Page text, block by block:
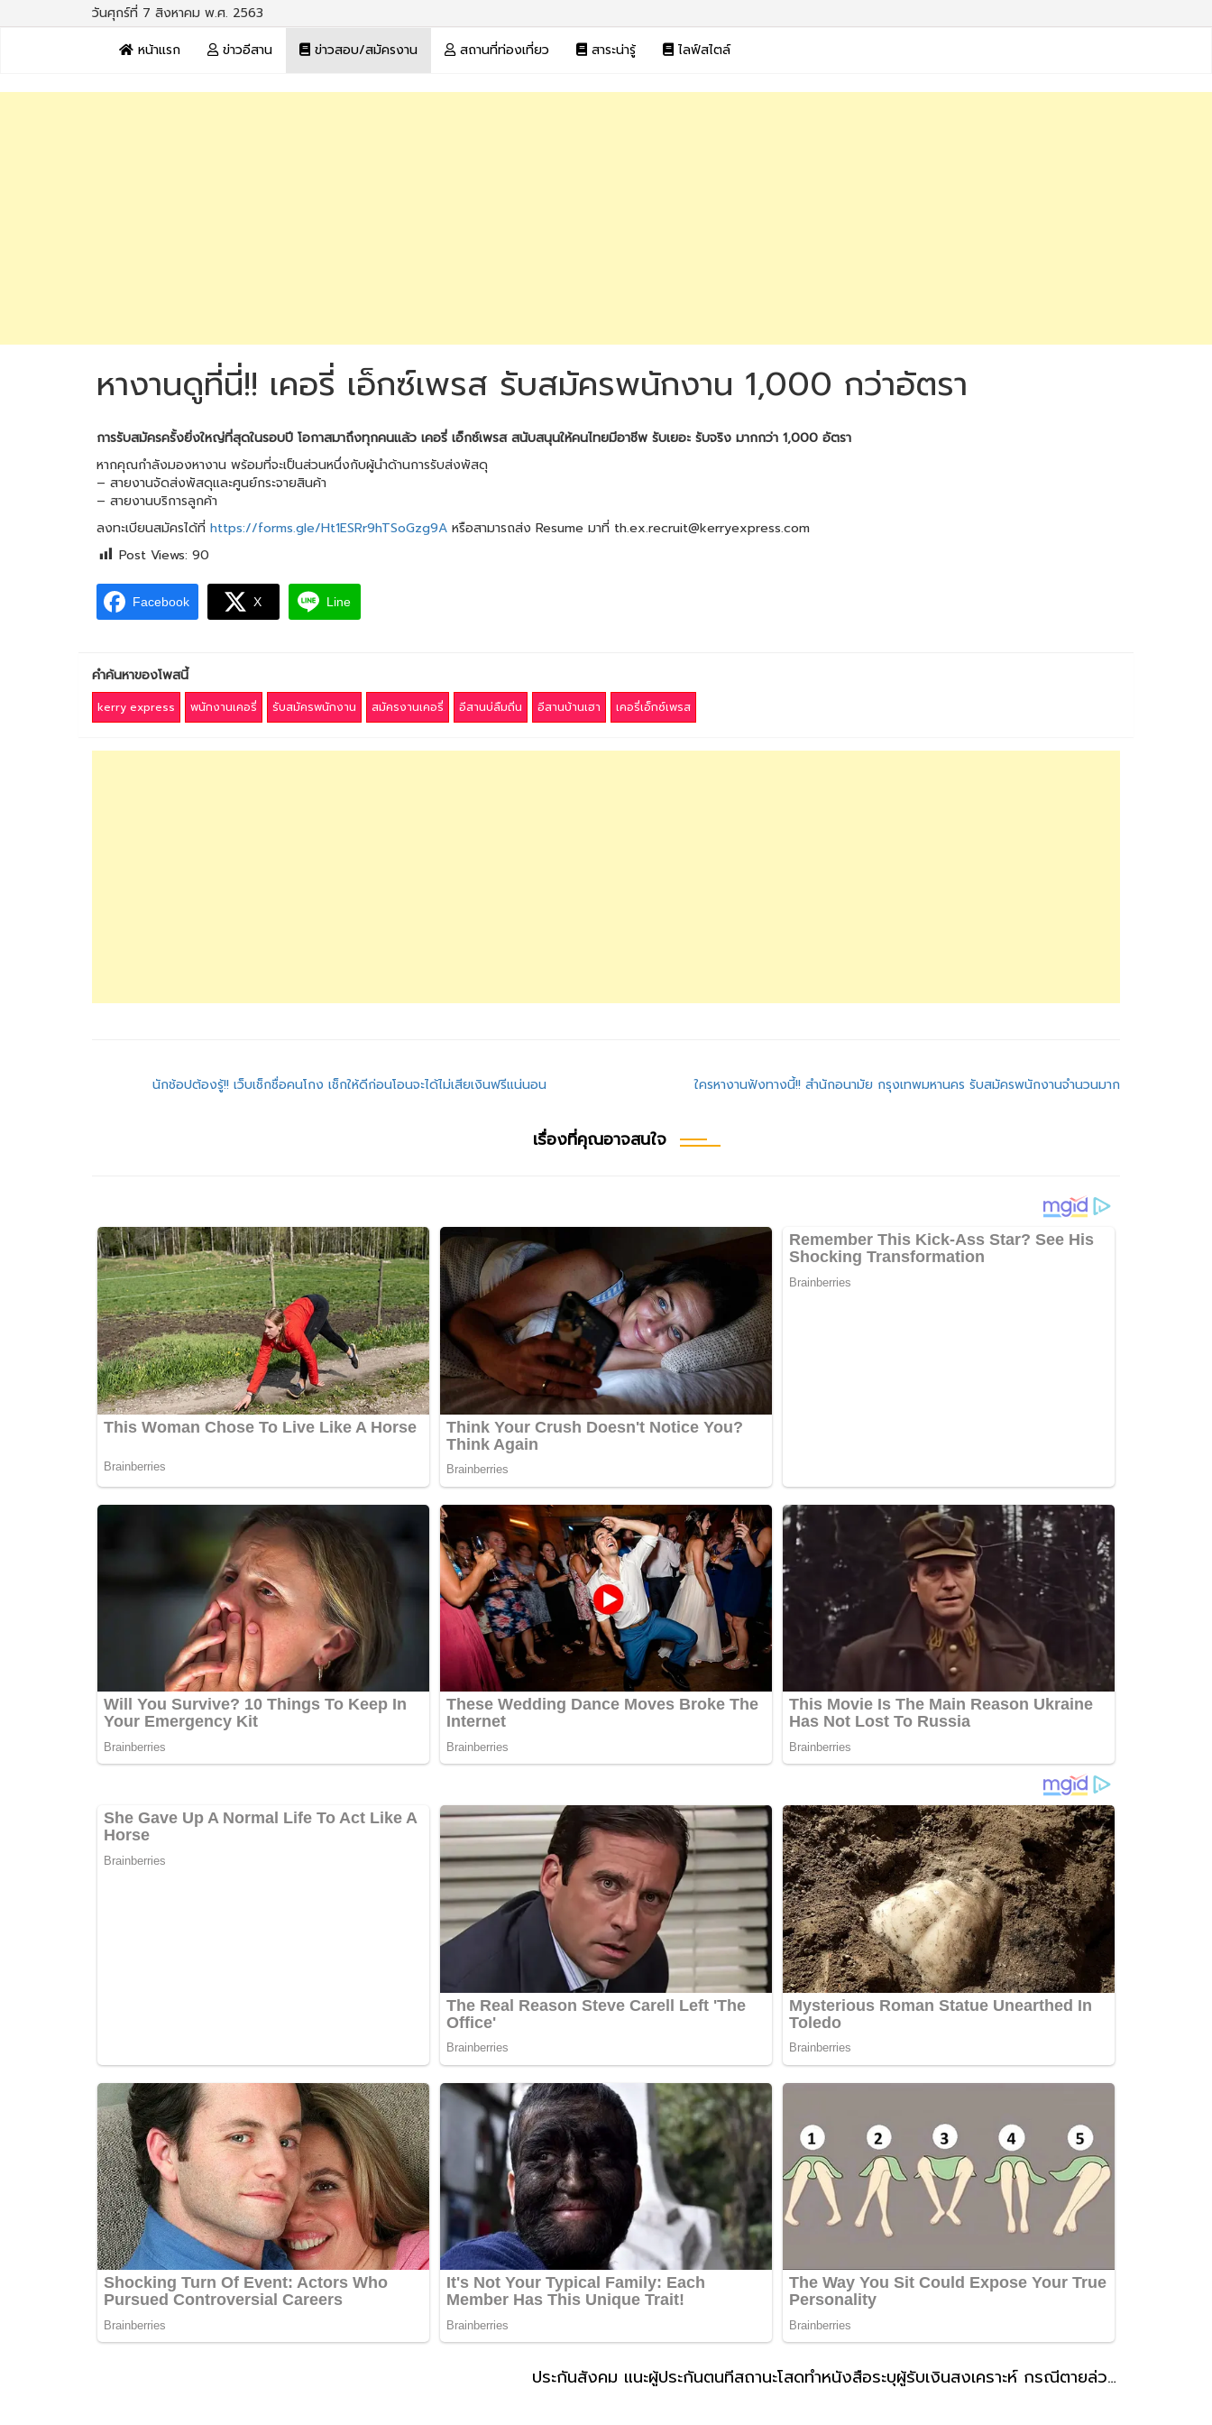
วันศุกร์ที่ 7 สิงหาคม พ.ศ. 2563
หน้าแรก
ข่าวอีสาน ข่าวสอบ/สมัครงาน สถานที่ท่องเที่ยว สาระน่ารู้ ไลฟ์สไตล์
หางานดูที่นี่!! เคอรี่ เอ็กซ์เพรส รับสมัครพนักงาน 1,000 กว่าอัตรา
การรับสมัครครั้งยิ่งใหญ่ที่สุดในรอบปี โอกาสมาถึงทุกคนแล้ว เคอรี่ เอ็กซ์เพรส สนับสนุนให้คนไทยมีอาชีพ รับเยอะ รับจริง มากกว่า 1,000 อัตรา
หากคุณกำลังมองหางาน พร้อมที่จะเป็นส่วนหนึ่งกับผู้นำด้านการรับส่งพัสดุ
– สายงานจัดส่งพัสดุและศูนย์กระจายสินค้า
– สายงานบริการลูกค้า
ลงทะเบียนสมัครได้ที่ https://forms.gle/Ht1ESRr9hTSoGzg9A หรือสามารถส่ง Resume มาที่ th.ex.recruit@kerryexpress.com
Post Views: 90
Facebook X Line
คำค้นหาของโพสนี้
kerry express พนักงานเคอรี่ รับสมัครพนักงาน สมัครงานเคอรี่ อีสานบ่ลืมถิ่น อีสานบ้านเฮา เคอรี่เอ็กซ์เพรส
แนะแนวนักช้อปต้องรู้!! เว็บเช็กชื่อคนโกง เช็กให้ดีก่อนโอนจะได้ไม่เสียเงินฟรีแน่นอน ใครหางานฟังทางนี้!! สำนักอนามัย กรุงเทพมหานคร รับสมัครพนักงานจำนวนมาก
เรื่องที่คุณอาจสนใจ
ประกันสังคม แนะผู้ประกันตนที่สถานะโสดทำหนังสือระบุผู้รับเงินสงเคราะห์ กรณีตายล่วงหน้า